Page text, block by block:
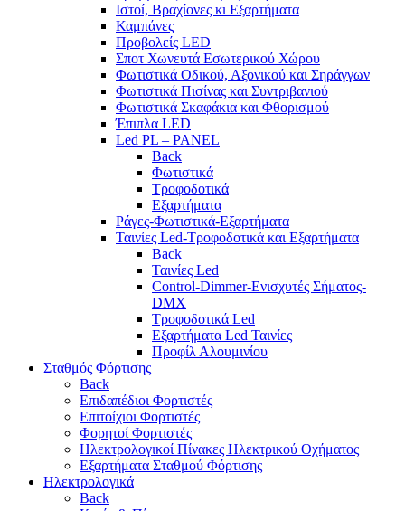
Ιστοί, Βραχίονες κι Εξαρτήματα
Καμπάνες
Προβολείς LED
Σποτ Χωνευτά Εσωτερικού Χώρου
Φωτιστικά Οδικού, Αξονικού και Σηράγγων
Φωτιστικά Πισίνας και Συντριβανιού
Φωτιστικά Σκαφάκια και Φθορισμού
Έπιπλα LED
Led PL – PANEL
Back
Φωτιστικά
Τροφοδοτικά
Εξαρτήματα
Ράγες-Φωτιστικά-Εξαρτήματα
Ταινίες Led-Τροφοδοτικά και Εξαρτήματα
Back
Ταινίες Led
Control-Dimmer-Ενισχυτές Σήματος-
DMX
Τροφοδοτικά Led
Εξαρτήματα Led Ταινίες
Προφίλ Αλουμινίου
Σταθμός Φόρτισης
Back
Επιδαπέδιοι Φορτιστές
Επιτoίχιοι Φορτιστές
Φορητοί Φορτιστές
Ηλεκτρολογικοί Πίνακες Ηλεκτρικού Οχήματος
Εξαρτήματα Σταθμού Φόρτισης
Ηλεκτρολογικά
Back